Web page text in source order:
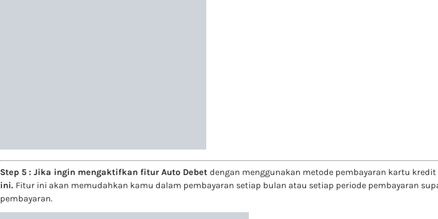
Step 5 : Jika ingin mengaktifkan fitur Auto Debet dengan menggunakan metode pembayaran kartu
ini. Fitur ini akan memudahkan kamu dalam pembayaran setiap bulan atau setiap periode pembayaran
pembayaran.